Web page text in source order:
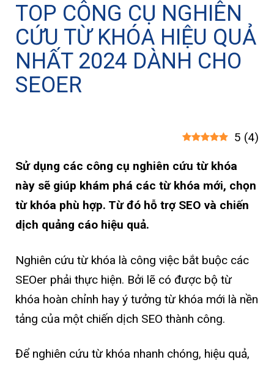
TOP CÔNG CỤ NGHIÊN
CỨU TỪ KHÓA HIỆU QUẢ
NHẤT 2024 DÀNH CHO
SEOER
5 (4)
Sử dụng các công cụ nghiên cứu từ khóa
này sẽ giúp khám phá các từ khóa mới, chọn
từ khóa phù hợp. Từ đó hỗ trợ SEO và chiến
dịch quảng cáo hiệu quả.
Nghiên cứu từ khóa là công việc bắt buộc các
SEOer phải thực hiện. Bởi lẽ có được bộ từ
khóa hoàn chỉnh hay ý tưởng từ khóa mới là nền
tảng của một chiến dịch SEO thành công.
Để nghiên cứu từ khóa nhanh chóng, hiệu quả,